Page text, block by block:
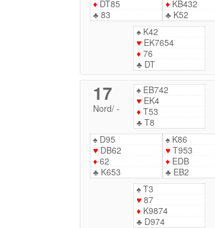
♦ DT85
♣ 83
♦KB432
♣K52
♠ K42
♥ EK7654
♦ 76
♣ DT
17
Nord/-
♠ EB742
♥ EK4
♦ T53
♣ T8
♠ D95
♥ DB62
♦ 62
♣ K653
♠K86
♥T953
♦EDB
♣EB2
♠ T3
♥ 87
♦ K9874
♣ D974